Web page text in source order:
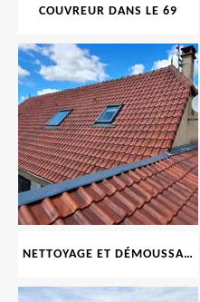
COUVREUR DANS LE 69
NETTOYAGE ET DÉMOUSSAGE DE TOITURE ET FAÇADE 69